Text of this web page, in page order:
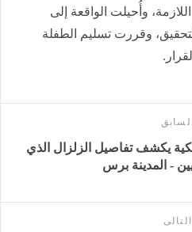
وأُحيلت الواقعة إلى
وقررت تسليم الطفلة
السابق
الفلكية يكشف تفاصيل الزلزال الذي
- المدينة برس
التالى